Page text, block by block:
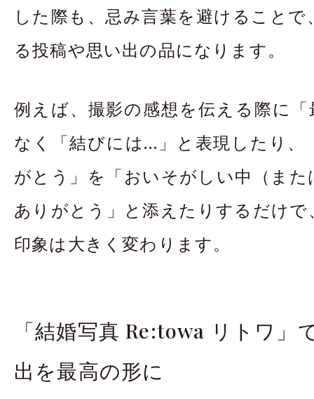
した際も、忌み言葉を避けること
る投稿や思い出の品になります。
例えば、撮影の感想を伝える際に
なく「結びには…」と表現したり、
がとう」を「おいそがしい中（また
ありがとう」と添えたりするだけで
印象は大きく変わります。
「結婚写真 Re:towa リトワ」
出を最高の形に